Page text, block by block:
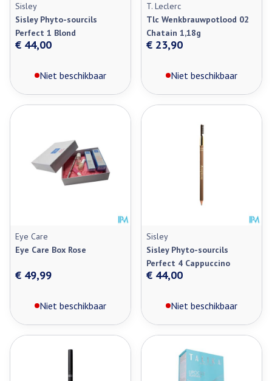
Sisley
Sisley Phyto-sourcils
Perfect 1 Blond
€ 44,00
Niet beschikbaar
T. Leclerc
Tlc Wenkbrauwpotlood 02
Chatain 1,18g
€ 23,90
Niet beschikbaar
Eye Care
Eye Care Box Rose
€ 49,99
Niet beschikbaar
Sisley
Sisley Phyto-sourcils
Perfect 4 Cappuccino
€ 44,00
Niet beschikbaar